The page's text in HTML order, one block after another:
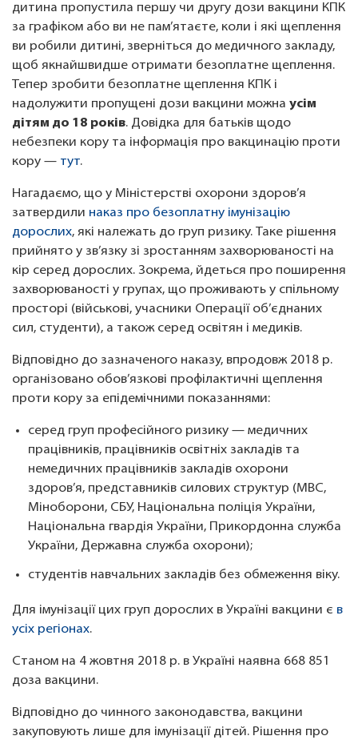
дитина пропустила першу чи другу дози вакцини КПК
за графіком або ви не пам’ятаєте, коли і які щеплення
ви робили дитині, зверніться до медичного закладу,
щоб якнайшвидше отримати безоплатне щеплення.
Тепер зробити безоплатне щеплення КПК і
надолужити пропущені дози вакцини можна усім
дітям до 18 років. Довідка для батьків щодо
небезпеки кору та інформація про вакцинацію проти
кору — тут.
Нагадаємо, що у Міністерстві охорони здоров’я
затвердили наказ про безоплатну імунізацію
дорослих, які належать до груп ризику. Таке рішення
прийнято у зв’язку зі зростанням захворюваності на
кір серед дорослих. Зокрема, йдеться про поширення
захворюваності у групах, що проживають у спільному
просторі (військові, учасники Операції об’єднаних
сил, студенти), а також серед освітян і медиків.
Відповідно до зазначеного наказу, впродовж 2018 р.
організовано обов’язкові профілактичні щеплення
проти кору за епідемічними показаннями:
серед груп професійного ризику — медичних
працівників, працівників освітніх закладів та
немедичних працівників закладів охорони
здоров’я, представників силових структур (МВС,
Міноборони, СБУ, Національна поліція України,
Національна гвардія України, Прикордонна служба
України, Державна служба охорони);
студентів навчальних закладів без обмеження віку.
Для імунізації цих груп дорослих в Україні вакцини є в
усіх регіонах.
Станом на 4 жовтня 2018 р. в Україні наявна 668 851
доза вакцини.
Відповідно до чинного законодавства, вакцини
закуповують лише для імунізації дітей. Рішення про